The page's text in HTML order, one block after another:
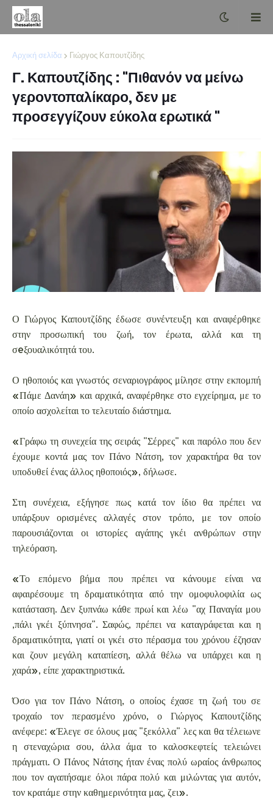
Αρχική σελίδα Γιώργος Καπουτζίδης
Γ. Καπουτζίδης : "Πιθανόν να μείνω
γεροντοπαλίκαρο, δεν με
προσεγγίζουν εύκολα ερωτικά "
Ο Γιώργος Καπουτζίδης έδωσε συνέντευξη και αναφέρθηκε
στην προσωπική του ζωή, τον έρωτα, αλλά και τη
σeξουαλικότητά του.
Ο ηθοποιός και γνωστός σεναριογράφος μίλησε στην εκπομπή
«Πάμε Δανάη» και αρχικά, αναφέρθηκε στο εγχείρημα, με το
οποίο ασχολείται το τελευταίο διάστημα.
«Γράφω τη συνεχεία της σειράς "Σέρρες" και παρόλο που δεν
έχουμε κοντά μας τον Πάνο Νάτση, τον χαρακτήρα θα τον
υποδυθεί ένας άλλος ηθοποιός», δήλωσε.
Στη συνέχεια, εξήγησε πως κατά τον ίδιο θα πρέπει να
υπάρξουν ορισμένες αλλαγές στον τρόπο, με τον οποίο
παρουσιάζονται οι ιστορίες αγάπης γκέι ανθρώπων στην
τηλεόραση.
«Το επόμενο βήμα που πρέπει να κάνουμε είναι να
αφαιρέσουμε τη δραματικότητα από την ομοφυλοφιλία ως
κατάσταση. Δεν ξυπνάω κάθε πρωί και λέω "αχ Παναγία μου
,πάλι γκέι ξύπνησα". Σαφώς, πρέπει να καταγράφεται και η
δραματικότητα, γιατί οι γκέι στο πέρασμα του χρόνου έζησαν
και ζουν μεγάλη καταπίεση, αλλά θέλω να υπάρχει και η
χαρά», είπε χαρακτηριστικά.
Όσο για τον Πάνο Νάτση, ο οποίος έχασε τη ζωή του σε
τροχαίο τον περασμένο χρόνο, ο Γιώργος Καπουτζίδης
ανέφερε: «Έλεγε σε όλους μας "ξεκόλλα" λες και θα τέλειωνε
η στεναχώρια σου, άλλα άμα το καλοσκεφτείς τελειώνει
πράγματι. Ο Πάνος Νάτσης ήταν ένας πολύ ωραίος άνθρωπος
που τον αγαπήσαμε όλοι πάρα πολύ και μιλώντας για αυτόν,
τον κρατάμε στην καθημερινότητα μας, ζει».